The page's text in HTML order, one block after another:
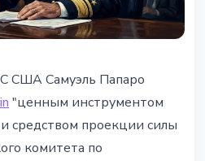
назвал
силы и
США Самуэль Папаро
"ценным инструментом
средством проекции силы
комитета по